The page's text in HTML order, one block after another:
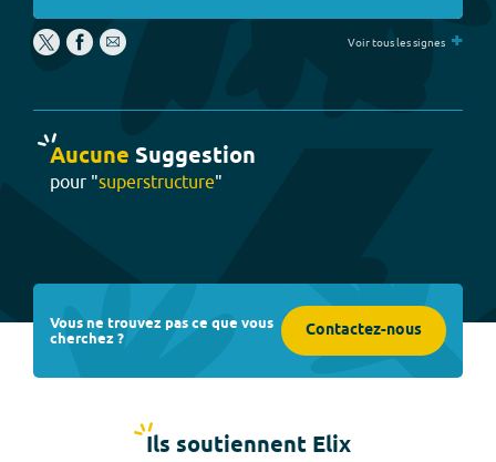
Voir tous les signes +
Aucune Suggestion
pour "superstructure"
Vous ne trouvez pas ce que vous
cherchez ? Contactez-nous
Ils soutiennent Elix